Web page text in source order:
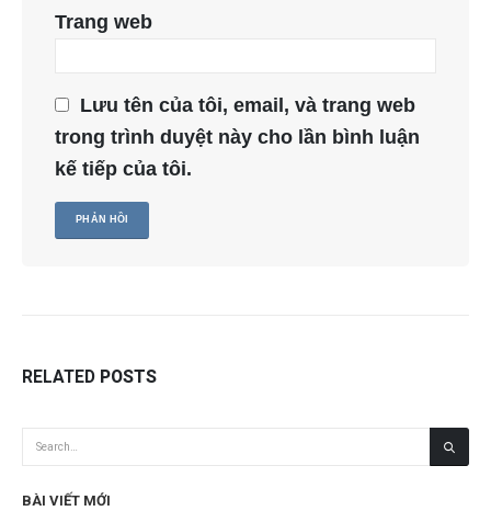
Trang web
Lưu tên của tôi, email, và trang web
trong trình duyệt này cho lần bình luận
kế tiếp của tôi.
RELATED POSTS
BÀI VIẾT MỚI